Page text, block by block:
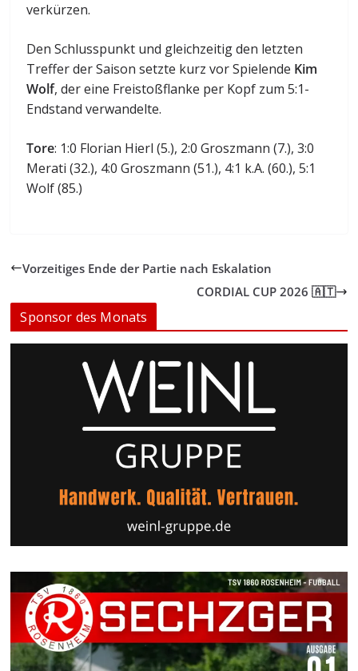
verkürzen.
Den Schlusspunkt und gleichzeitig den letzten
Treffer der Saison setzte kurz vor Spielende Kim
Wolf, der eine Freistoßflanke per Kopf zum 5:1-
Endstand verwandelte.
Tore: 1:0 Florian Hierl (5.), 2:0 Groszmann (7.), 3:0
Merati (32.), 4:0 Groszmann (51.), 4:1 k.A. (60.), 5:1
Wolf (85.)
Vorzeitiges Ende der Partie nach Eskalation
CORDIAL CUP 2026 🇦🇹
Sponsor des Monats